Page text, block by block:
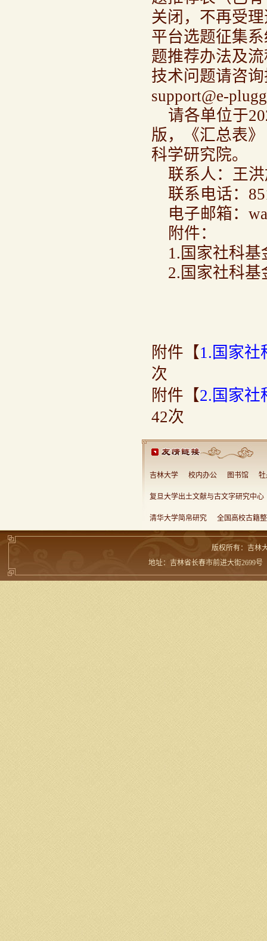
关闭，不再受
平台选题征集
题推荐办法及
技术问题请咨
support@e-
请各单位于
版，《汇总表
科学研究院。
联系人：王
联系电话：
电子邮箱：
附件：
1.国家社科
2.国家社科
附件【1.国家社
次
附件【2.国家社
42次
吉林大学 校内办公 图书馆
复旦大学出土文献与古文字研究中心
清华大学简帛研究 全国高校古籍
版权所有：吉林
地址：吉林省长春市前进大街2699号